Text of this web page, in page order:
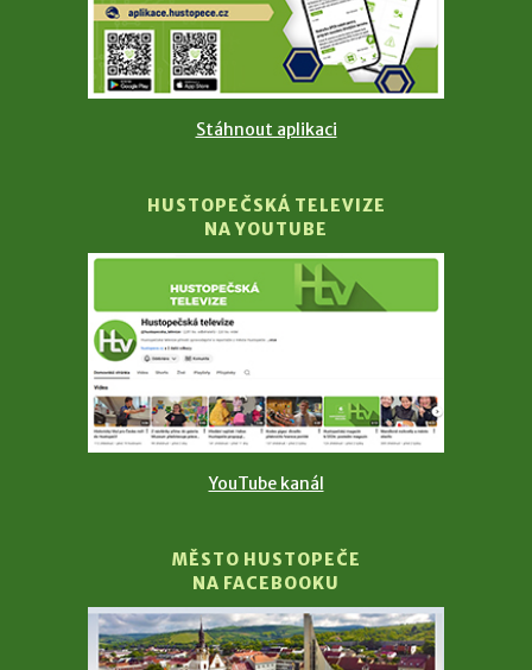
Stáhnout aplikaci
HUSTOPEČSKÁ TELEVIZE
NA YOUTUBE
YouTube kanál
MĚSTO HUSTOPEČE
NA FACEBOOKU